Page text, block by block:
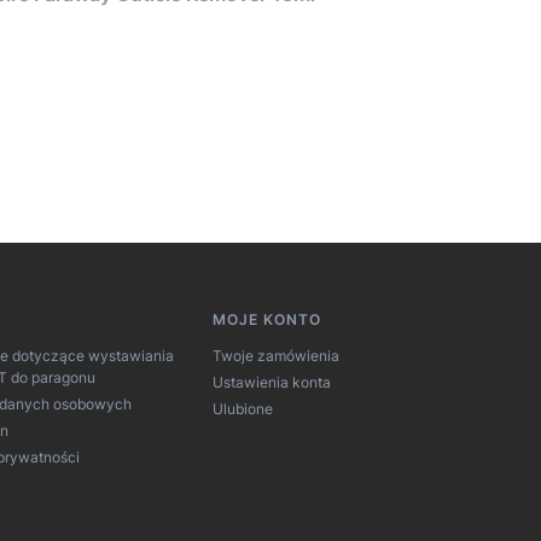
dotyczące wystawiania
do paragonu
osobowych
MOJE KONTO
Twoje zamówienia
Ustawienia konta
Ulubione